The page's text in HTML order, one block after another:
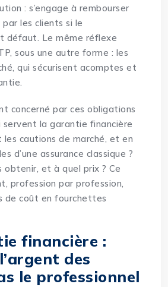
: s’engage à rembourser
les clients si le
défaut. Le même réflexe
sous une autre forme : les
qui sécurisent acomptes et
concerné par ces obligations
servent la garantie financière
cautions de marché, et en
d’une assurance classique ?
obtenir, et à quel prix ? Ce
profession par profession,
de coût en fourchettes
financière :
des
le professionnel